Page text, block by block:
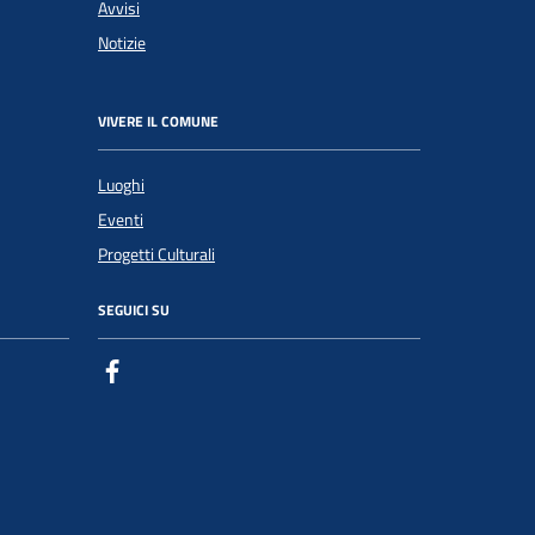
Avvisi
Notizie
VIVERE IL COMUNE
Luoghi
Eventi
Progetti Culturali
SEGUICI SU